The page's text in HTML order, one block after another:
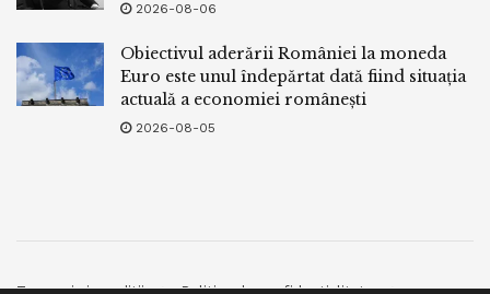
2026-08-06
Obiectivul aderării României la moneda
Euro este unul îndepărtat dată fiind situația
actuală a economiei românești
2026-08-05